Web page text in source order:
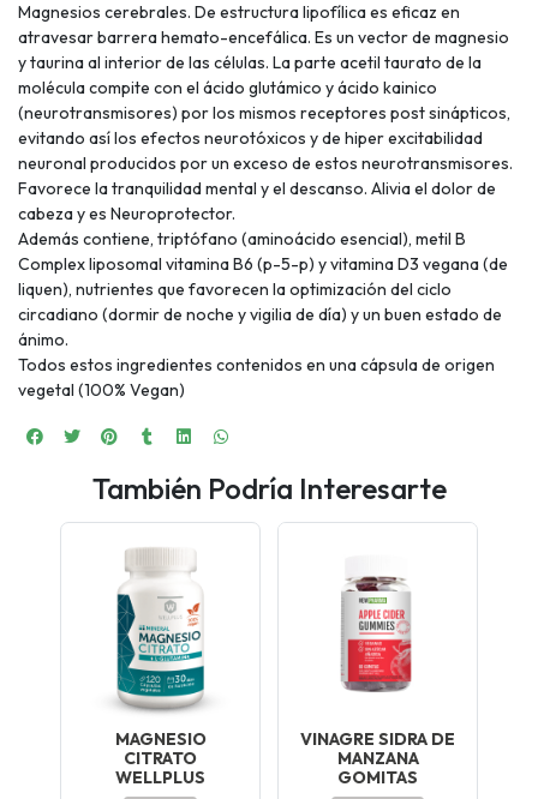
Magnesios cerebrales. De estructura lipofílica es eficaz en
atravesar barrera hemato-encefálica. Es un vector de magnesio
y taurina al interior de las células. La parte acetil taurato de la
molécula compite con el ácido glutámico y ácido kainico
(neurotransmisores) por los mismos receptores post sinápticos,
evitando así los efectos neurotóxicos y de hiper excitabilidad
neuronal producidos por un exceso de estos neurotransmisores.
Favorece la tranquilidad mental y el descanso. Alivia el dolor de
cabeza y es Neuroprotector.
Además contiene, triptófano (aminoácido esencial), metil B
Complex liposomal vitamina B6 (p-5-p) y vitamina D3 vegana (de
liquen), nutrientes que favorecen la optimización del ciclo
circadiano (dormir de noche y vigilia de día) y un buen estado de
ánimo.
Todos estos ingredientes contenidos en una cápsula de origen
vegetal (100% Vegan)
También Podría Interesarte
MAGNESIO
CITRATO
WELLPLUS
VINAGRE SIDRA DE
MANZANA
GOMITAS